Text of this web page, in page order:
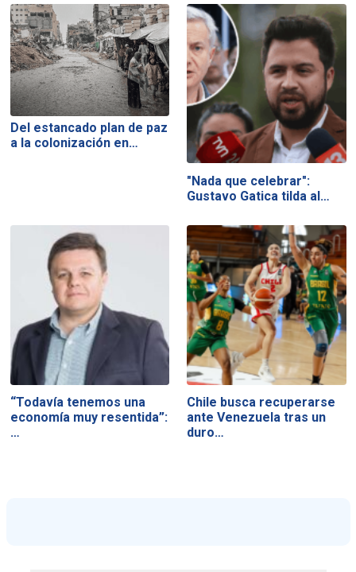
Del estancado plan de paz
a la colonización en…
"Nada que celebrar":
Gustavo Gatica tilda al…
“Todavía tenemos una
economía muy resentida”:
…
Chile busca recuperarse
ante Venezuela tras un
duro…